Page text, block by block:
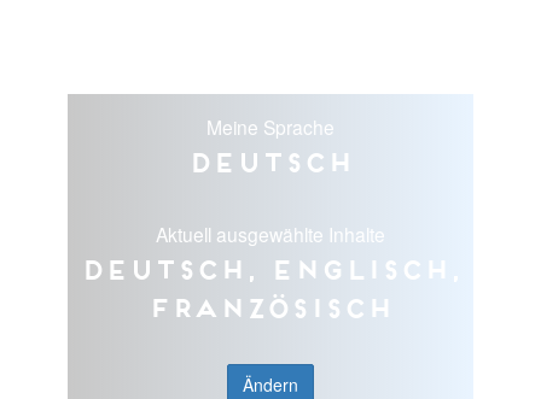
Meine Sprache
Deutsch
Aktuell ausgewählte Inhalte
Deutsch, Englisch,
Französisch
Ändern